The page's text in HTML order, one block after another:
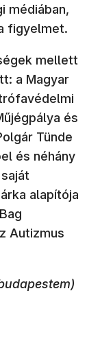
médiában,
figyelmet.
mellett
a Magyar
és
Tünde
és néhány
alapítója
Autizmus